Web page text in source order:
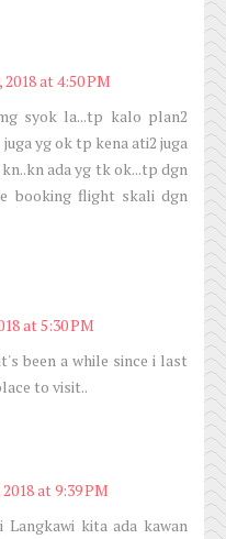
at 4:50 PM
syok la...tp kalo plan2
yg ok tp kena ati2 juga
ada yg tk ok...tp dgn
booking flight skali dgn
at 5:30 PM
been a while since i last
to visit..
at 9:39 PM
kita ada kawan